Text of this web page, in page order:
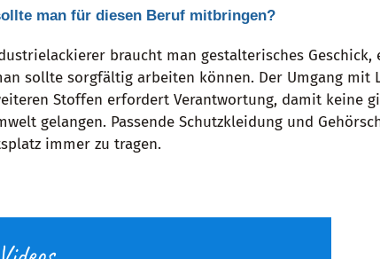
man für diesen Beruf mitbringen?
braucht man gestalterisches Geschick,
sollte sorgfältig arbeiten können. Der Umgang mit
Stoffen erfordert Verantwortung, damit keine
gelangen. Passende Schutzkleidung und
immer zu tragen.